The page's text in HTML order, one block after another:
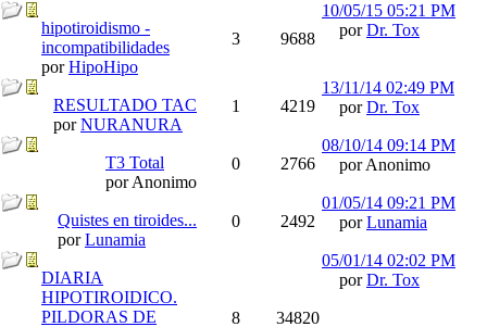
hipotiroidismo -
incompatibilidades
porHipoHipo
3 9688
10/05/15 05:21 PM
porDr. Tox
RESULTADO TAC
porNURANURA
1 4219
13/11/14 02:49 PM
porDr. Tox
T3 Total
por Anonimo
0 2766
08/10/14 09:14 PM
por Anonimo
Quistes en tiroides...
porLunamia
0 2492
01/05/14 09:21 PM
porLunamia
DIARIA
HIPOTIROIDICO.
PILDORAS DE
8 34820
05/01/14 02:02 PM
porDr. Tox